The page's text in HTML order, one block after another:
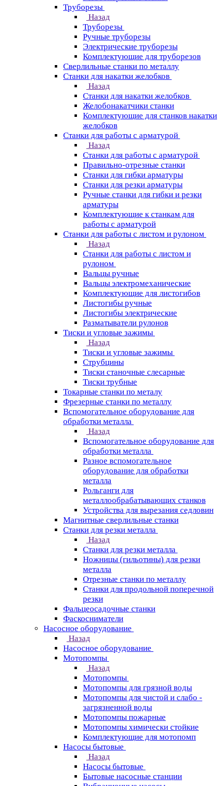
Труборезы
Назад
Труборезы
Ручные труборезы
Электрические труборезы
Комплектующие для труборезов
Сверлильные станки по металлу
Станки для накатки желобков
Назад
Станки для накатки желобков
Желобонакатчики станки
Комплектующие для станков накатки
желобков
Станки для работы с арматурой
Назад
Станки для работы с арматурой
Правильно-отрезные станки
Станки для гибки арматуры
Станки для резки арматуры
Ручные станки для гибки и резки
арматуры
Комплектующие к станкам для
работы с арматурой
Станки для работы с листом и рулоном
Назад
Станки для работы с листом и
рулоном
Вальцы ручные
Вальцы электромеханические
Комплектующие для листогибов
Листогибы ручные
Листогибы электрические
Разматыватели рулонов
Тиски и угловые зажимы
Назад
Тиски и угловые зажимы
Струбцины
Тиски станочные слесарные
Тиски трубные
Токарные станки по металу
Фрезерные станки по металлу
Вспомогательное оборудование для
обработки металла
Назад
Вспомогательное оборудование для
обработки металла
Разное вспомогательное
оборудование для обработки
металла
Рольганги для
металлообрабатывающих станков
Устройства для вырезания седловин
Магнитные сверлильные станки
Станки для резки металла
Назад
Станки для резки металла
Ножницы (гильотины) для резки
металла
Отрезные станки по металлу
Станки для продольной поперечной
резки
Фальцеосадочные станки
Фаскосниматели
Насосное оборудование
Назад
Насосное оборудование
Мотопомпы
Назад
Мотопомпы
Мотопомпы для грязной воды
Мотопомпы для чистой и слабо -
загрязненной воды
Мотопомпы пожарные
Мотопомпы химически стойкие
Комплектующие для мотопомп
Насосы бытовые
Назад
Насосы бытовые
Бытовые насосные станции